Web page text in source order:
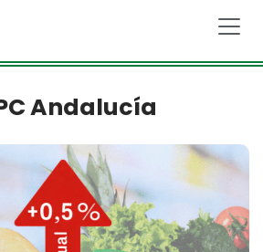
Andalucía